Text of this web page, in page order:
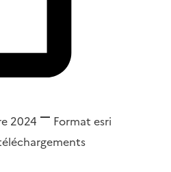
2024 Format esri